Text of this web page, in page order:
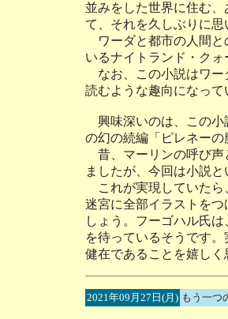
並みをした世界に住む
て、それを久しぶりに思
ワーダと都市の人間と
いるナイトランド・ク
なお、この小説はワー
読むような趣向になっ
興味深いのは、この小
の幻の続編「ピレネー
昔、マーリンの呼び声
ましたが、今回は小説
これが実現していたら
迷宮に全部イラストを
しょう。フーゴハル氏
を待っているそうです
健在であることを嬉しく
2021年09月27日(月) もう一つ